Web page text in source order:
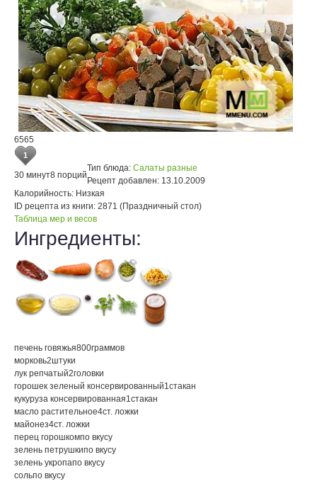
6565
1
30 минут8 порций
Тип блюда: Салаты разные
Рецепт добавлен: 13.10.2009
Калорийность: Низкая
ID рецепта из книги: 2871 (Праздничный стол)
Таблица мер и весов
Ингредиенты:
печень говяжья800граммов
морковь2штуки
лук репчатый2головки
горошек зеленый консервированный1стакан
кукуруза консервированная1стакан
масло растительное4ст. ложки
майонез4ст. ложки
перец горошкомпо вкусу
зелень петрушкипо вкусу
зелень укропапо вкусу
сольпо вкусу